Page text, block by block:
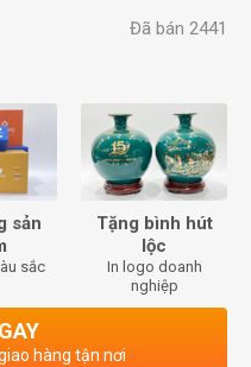
Đã bán 2441
sản
sắc
Tặng bình hút
lộc
In logo doanh
nghiệp
hàng tận nơi